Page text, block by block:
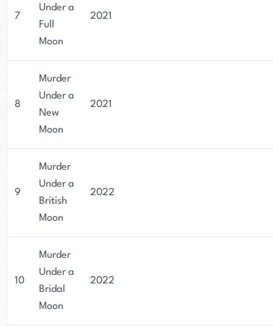
7
Under a
Full
Moon
2021
8
Murder
Under a
New
Moon
2021
9
Murder
Under a
British
Moon
2022
10
Murder
Under a
Bridal
Moon
2022